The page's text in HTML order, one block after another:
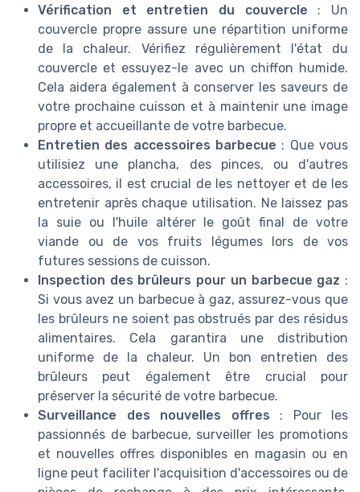
Vérification et entretien du couvercle : Un
couvercle propre assure une répartition uniforme
de la chaleur. Vérifiez régulièrement l'état du
couvercle et essuyez-le avec un chiffon humide.
Cela aidera également à conserver les saveurs de
votre prochaine cuisson et à maintenir une image
propre et accueillante de votre barbecue.
Entretien des accessoires barbecue : Que vous
utilisiez une plancha, des pinces, ou d'autres
accessoires, il est crucial de les nettoyer et de les
entretenir après chaque utilisation. Ne laissez pas
la suie ou l'huile altérer le goût final de votre
viande ou de vos fruits légumes lors de vos
futures sessions de cuisson.
Inspection des brûleurs pour un barbecue gaz :
Si vous avez un barbecue à gaz, assurez-vous que
les brûleurs ne soient pas obstrués par des résidus
alimentaires. Cela garantira une distribution
uniforme de la chaleur. Un bon entretien des
brûleurs peut également être crucial pour
préserver la sécurité de votre barbecue.
Surveillance des nouvelles offres : Pour les
passionnés de barbecue, surveiller les promotions
et nouvelles offres disponibles en magasin ou en
ligne peut faciliter l'acquisition d'accessoires ou de